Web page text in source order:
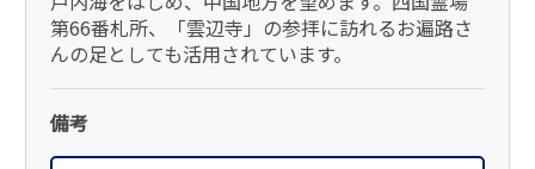
第66番札所、「雲辺寺」の参拝に訪れるお遍路さ
んの足としても活用されています。
備考